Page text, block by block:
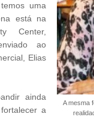
A mesma
uma
está na
Center,
ao
Elias
ainda
a